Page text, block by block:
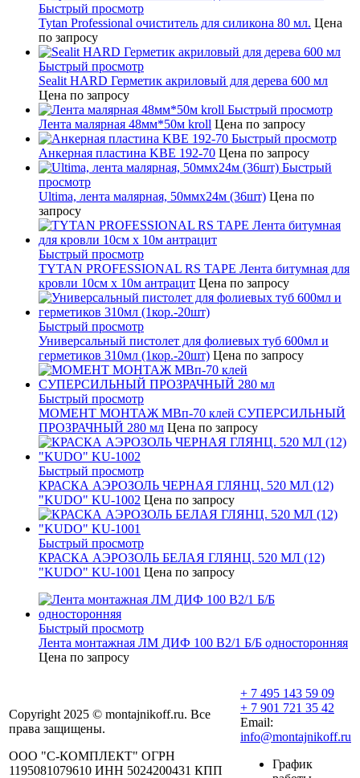
Быстрый просмотр
Tytan Professional очиститель для силикона 80 мл. Цена
по запросу
Быстрый просмотр
Sealit HARD Герметик акриловый для дерева 600 мл
Цена по запросу
Быстрый просмотр
Лента малярная 48мм*50м kroll Цена по запросу
Быстрый просмотр
Анкерная пластина KBE 192-70 Цена по запросу
Быстрый
просмотр
Ultima, лента малярная, 50ммх24м (36шт) Цена по
запросу
Быстрый просмотр
TYTAN PROFESSIONAL RS TAPE Лента битумная для
кровли 10см x 10м антрацит Цена по запросу
Быстрый просмотр
Универсальный пистолет для фолиевых туб 600мл и
герметиков 310мл (1кор.-20шт) Цена по запросу
Быстрый просмотр
МОМЕНТ МОНТАЖ МВп-70 клей СУПЕРСИЛЬНЫЙ
ПРОЗРАЧНЫЙ 280 мл Цена по запросу
Быстрый просмотр
КРАСКА АЭРОЗОЛЬ ЧЕРНАЯ ГЛЯНЦ. 520 МЛ (12)
"KUDO" KU-1002 Цена по запросу
Быстрый просмотр
КРАСКА АЭРОЗОЛЬ БЕЛАЯ ГЛЯНЦ. 520 МЛ (12)
"KUDO" KU-1001 Цена по запросу
Быстрый просмотр
Лента монтажная ЛМ ДИФ 100 В2/1 Б/Б односторонняя
Цена по запросу
Copyright 2025 © montajnikoff.ru. Все
права защищены.
ООО "С-КОМПЛЕКТ" ОГРН
1195081079610 ИНН 5024200431 КПП
+ 7 495 143 59 09
+ 7 901 721 35 42
Email:
info@montajnikoff.ru
График